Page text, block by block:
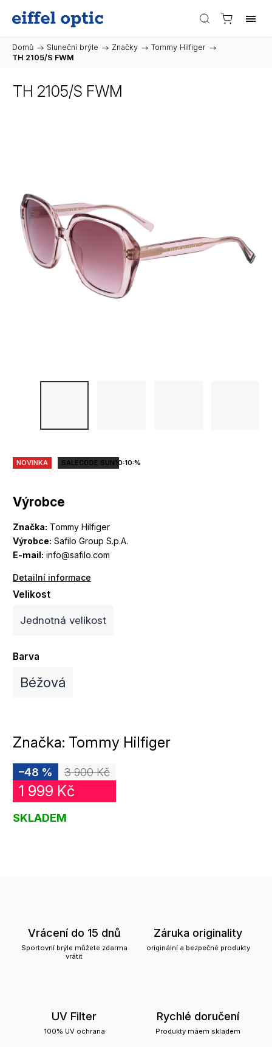
Domů / Sluneční brýle / Značky / Tommy Hilfiger /
TH 2105/S FWM
TH 2105/S FWM
Výrobce
Značka: Tommy Hilfiger
Výrobce: Safilo Group S.p.A.
E-mail: info@safilo.com
Detailní informace
NOVINKA SALECODE:SUN10:10:%
Velikost
Jednotná velikost
Barva
Béžová
Značka: Tommy Hilfiger
3 900 Kč
–48 %
1 999 Kč
SKLADEM
Vrácení do 15 dnů
Sportovní brýle můžete zdarma
vrátit
Záruka originality
originální a bezpečné produkty
UV Filter
100% UV ochrana
Rychlé doručení
Produkty máem skladem